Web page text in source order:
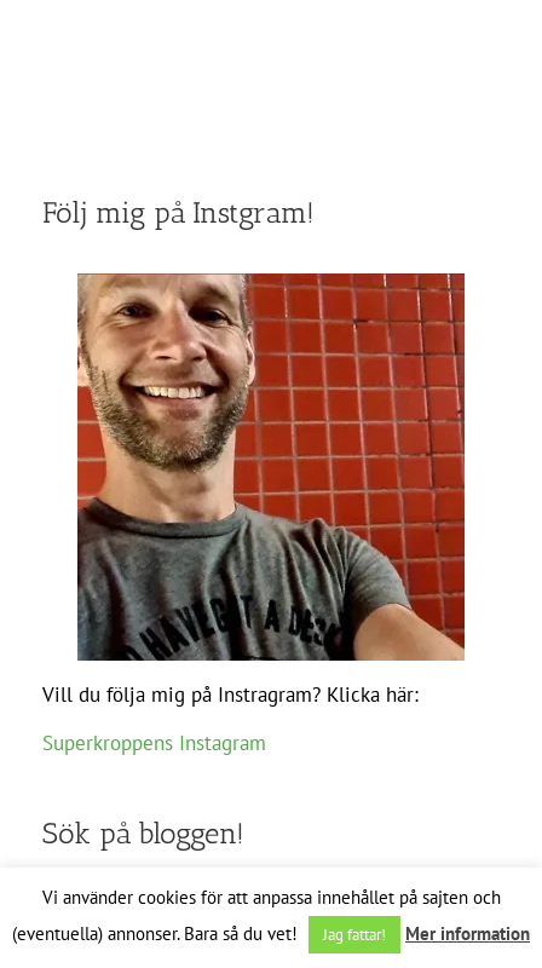
Följ mig på Instgram!
Vill du följa mig på Instragram? Klicka här:
Superkroppens Instagram
Sök på bloggen!
Sök
efter:
Vi använder cookies för att anpassa innehållet på sajten och
(eventuella) annonser. Bara så du vet!
Jag fattar! Mer information